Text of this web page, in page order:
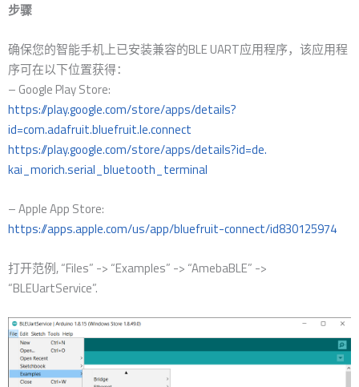
步骤
确保您的智能手机上已安装兼容的BLE UART应用程序，该应用程
序可在以下位置获得：
– Google Play Store:
https://play.google.com/store/apps/details?
id=com.adafruit.bluefruit.le.connect
https://play.google.com/store/apps/details?id=de.
kai_morich.serial_bluetooth_terminal
– Apple App Store:
https://apps.apple.com/us/app/bluefruit-connect/id830125974
打开范例, “Files” -> “Examples” -> “AmebaBLE” ->
“BLEUartService”.